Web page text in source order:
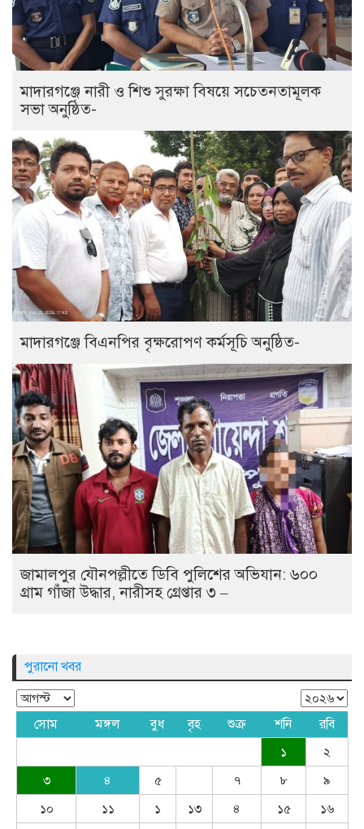
মাদারগঞ্জে নারী ও শিশু সুরক্ষা বিষয়ে সচেতনতামূলক
সভা অনুষ্ঠিত-
মাদারগঞ্জে বিএনপির বৃক্ষরোপণ কর্মসূচি অনুষ্ঠিত-
জামালপুর যৌনপল্লীতে ডিবি পুলিশের অভিযান: ৬০০
গ্রাম গাঁজা উদ্ধার, নারীসহ গ্রেপ্তার ৩ –
পুরানো খবর
সোম মঙ্গল বুধ বৃহ শুক্র শনি রবি
১
২
৩
৪ ৫ ৭ ৮
৯
১০
১১ ১ ১৩ ৪ ১৫
১৬